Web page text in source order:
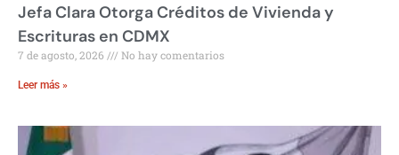
Jefa Clara Otorga Créditos de Vivienda y
Escrituras en CDMX
7 de agosto, 2026 No hay comentarios
Leer más »